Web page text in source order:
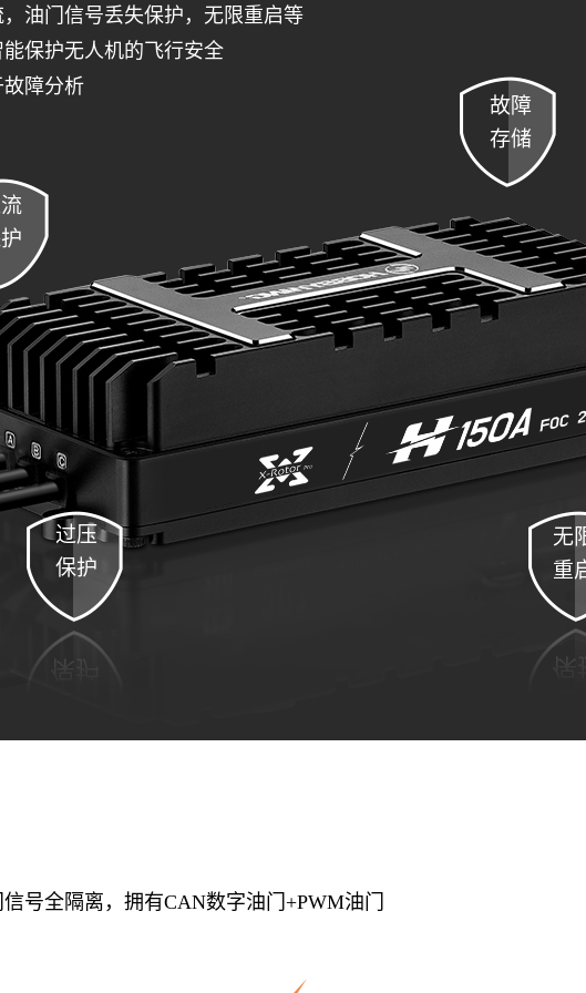
油门信号丢失保护，无限重启等
保护无人机的飞行安全
障分析
过压
保护
无
重
故障
存储
号全隔离，拥有CAN数字油门+PWM油门